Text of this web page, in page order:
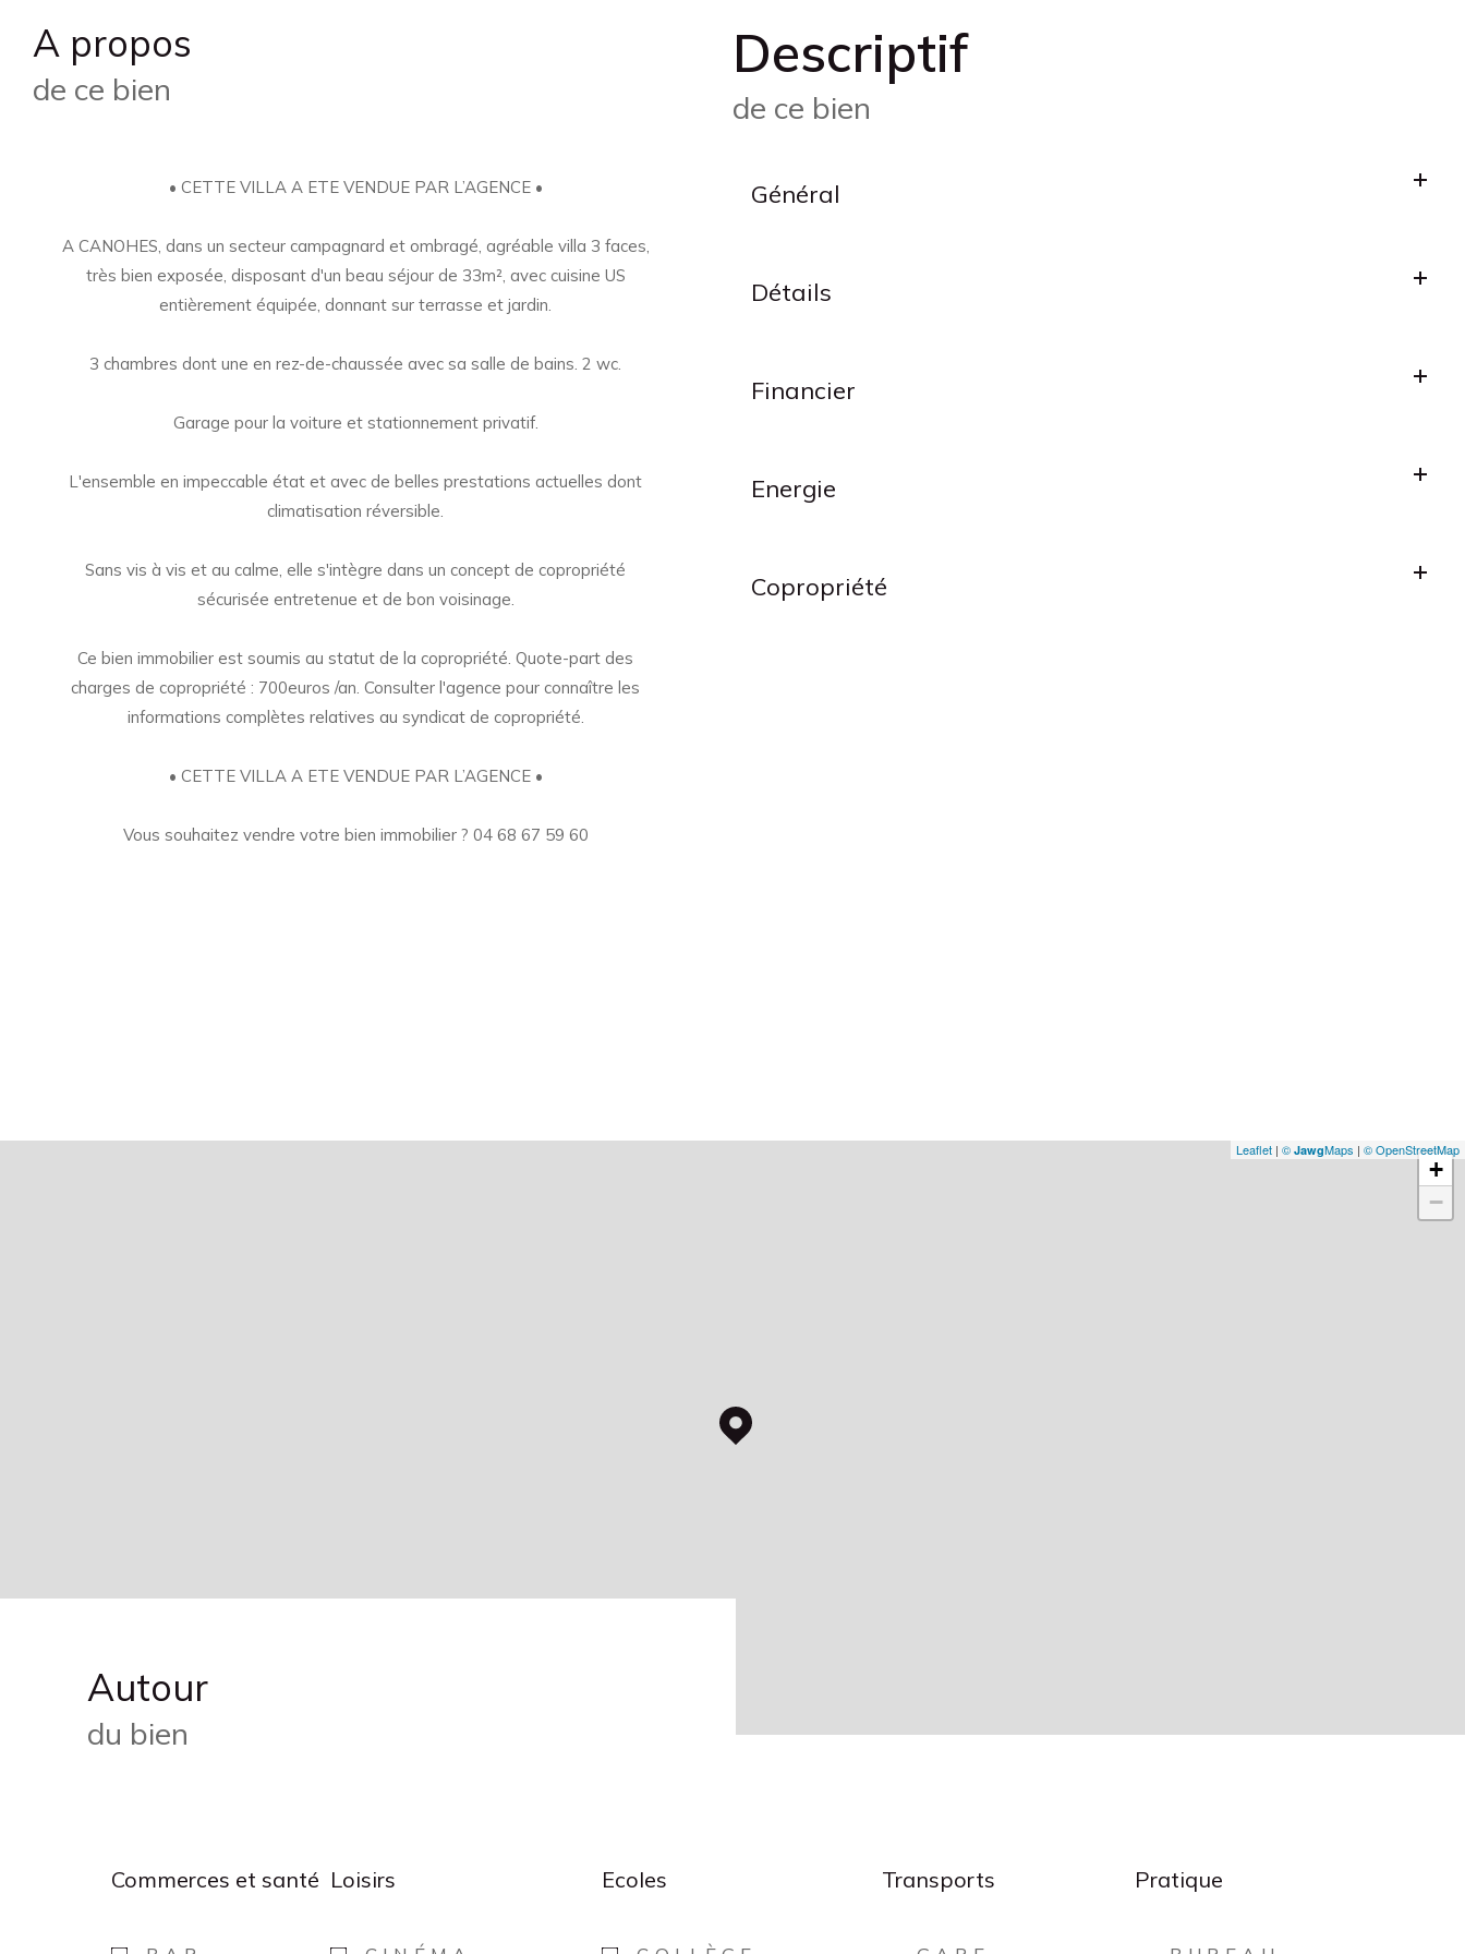
a propos
de ce bien
• CETTE VILLA A ETE VENDUE PAR L’AGENCE •
A CANOHES, dans un secteur campagnard et ombragé, agréable villa 3 faces,
très bien exposée, disposant d'un beau séjour de 33m², avec cuisine US
entièrement équipée, donnant sur terrasse et jardin.
3 chambres dont une en rez-de-chaussée avec sa salle de bains. 2 wc.
Garage pour la voiture et stationnement privatif.
L'ensemble en impeccable état et avec de belles prestations actuelles dont
climatisation réversible.
Sans vis à vis et au calme, elle s'intègre dans un concept de copropriété
sécurisée entretenue et de bon voisinage.
Ce bien immobilier est soumis au statut de la copropriété. Quote-part des
charges de copropriété : 700euros /an. Consulter l'agence pour connaître les
informations complètes relatives au syndicat de copropriété.
• CETTE VILLA A ETE VENDUE PAR L’AGENCE •
Vous souhaitez vendre votre bien immobilier ? 04 68 67 59 60
descriptif
de ce bien
Général
Détails
Financier
Energie
Copropriété
+
−
Leaflet | © JawgMaps | © OpenStreetMap
Autour
du bien
Commerces et santé Loisirs Ecoles Transports Pratique